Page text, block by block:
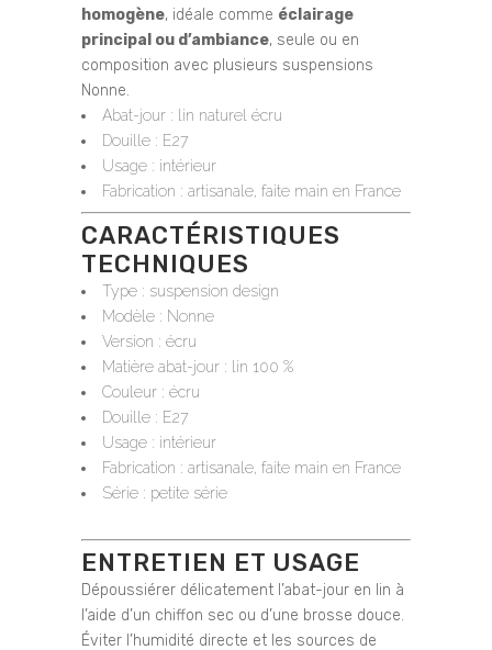
homogène, idéale comme éclairage
principal ou d’ambiance, seule ou en
composition avec plusieurs suspensions
Nonne.
Abat-jour : lin naturel écru
Douille : E27
Usage : intérieur
Fabrication : artisanale, faite main en France
CARACTÉRISTIQUES
TECHNIQUES
Type : suspension design
Modèle : Nonne
Version : écru
Matière abat-jour : lin 100 %
Couleur : écru
Douille : E27
Usage : intérieur
Fabrication : artisanale, faite main en France
Série : petite série
ENTRETIEN ET USAGE
Dépoussiérer délicatement l’abat-jour en lin à
l’aide d’un chiffon sec ou d’une brosse douce.
Éviter l’humidité directe et les sources de